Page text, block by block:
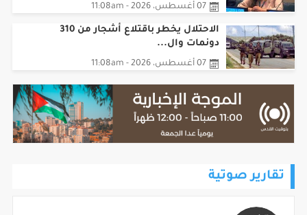
07 أغسطس، 2026 - 11:08am
الاحتلال يخطر باقتلاع أشجار من 310
دونمات وال...
07 أغسطس، 2026 - 11:08am
تقارير صوتية